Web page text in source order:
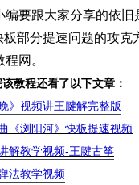
编要跟大家分享的依旧
部分提速问题的攻克
程网 。
教程还看了以下文章：
》视频讲王腱解完整版
《浏阳河》快板提速视频
解教学视频-王腱古筝
法教学视频